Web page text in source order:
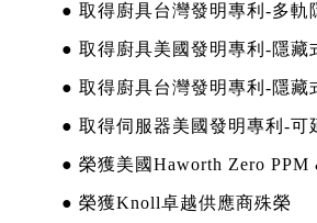
● 取得廚具台灣發明專利-多軌
● 取得廚具美國發明專利-隱藏
● 取得廚具台灣發明專利-隱藏
● 取得伺服器美國發明專利-可
● 榮獲美國Haworth Zero
● 榮獲Knoll卓越供應商殊榮